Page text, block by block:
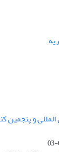
و پنجمین